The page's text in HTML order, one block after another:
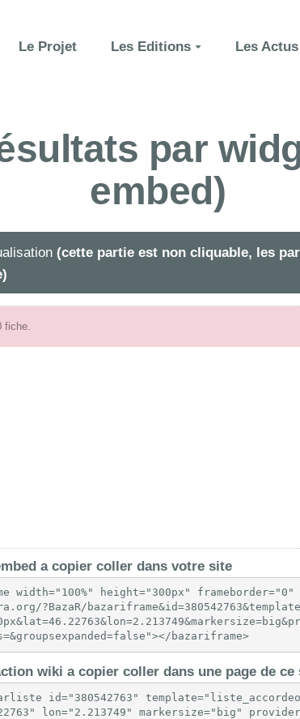
Le Projet Les Editions Les Actus
par
embed)
(cette partie est non cliquable, les
a copier coller dans votre site
width="100%" height="300px"
?BazaR/
bazariframe>
wiki a copier coller dans une page de ce
id="380542763"
lon="2.213749" markersize="big"